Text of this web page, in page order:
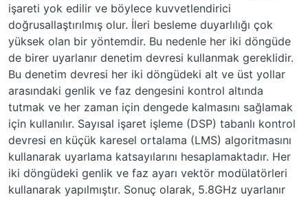
işareti yok edilir ve böylece kuvvetlendirici
doğrusallaştırılmış olur. İleri besleme duyarlılığı çok
yüksek olan bir yöntemdir. Bu nedenle her iki döngüde
de birer uyarlanır denetim devresi kullanmak gereklidir.
Bu denetim devresi her iki döngüdeki alt ve üst yollar
arasındaki genlik ve faz dengesini kontrol altında
tutmak ve her zaman için dengede kalmasını sağlamak
için kullanılır. Sayısal işaret işleme (DSP) tabanlı kontrol
devresi en küçük karesel ortalama (LMS) algoritmasını
kullanarak uyarlama katsayılarını hesaplamaktadır. Her
iki döngüdeki genlik ve faz ayarı vektör modülatörleri
kullanarak yapılmıştır. Sonuç olarak, 5.8GHz uyarlanır